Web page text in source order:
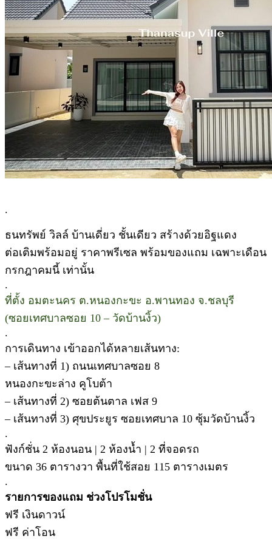
.
ธนทรัพย์ วิลล์ บ้านเดี่ยว ชั้นเดียว สร้างด้วยอิฐแดง
ต่อเติมพร้อมอยู่ ราคาพรีเซล พร้อมของแถม เฉพาะเดือน
กรกฎาคมนี้ เท่านั้น
.
ที่ตั้ง อมตะนคร ต.หนองกะขะ อ.พานทอง จ.ชลบุรี
(ซอยเทศบาลซอย 10 – วัดบ้านงิ้ว)
.
การเดินทาง เข้าออกได้หลายเส้นทาง:
– เส้นทางที่ 1) ถนนเทศบาลซอย 8
หนองกะขะล่าง คูโบต้า
– เส้นทางที่ 2) ซอยต้นตาล เฟส 9
– เส้นทางที่ 3) ศุขประยูร ซอยเทศบาล 10 ซุ้มวัดบ้านงิ้ว
.
ฟังก์ชั่น 2 ห้องนอน | 2 ห้องน้ำ | 2 ที่จอดรถ
ขนาด 36 ตารางวา พื้นที่ใช้สอย 115 ตารางเมตร
.
รายการของแถม ช่วงโปรโมชั่น
ฟรี เงินดาวน์
ฟรี ค่าโอน